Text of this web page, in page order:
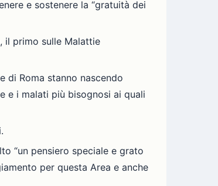
e sostenere la “gratuità dei
il primo sulle Malattie
di Roma stanno nascendo
e i malati più bisognosi ai quali
“un pensiero speciale e grato
per questa Area e anche